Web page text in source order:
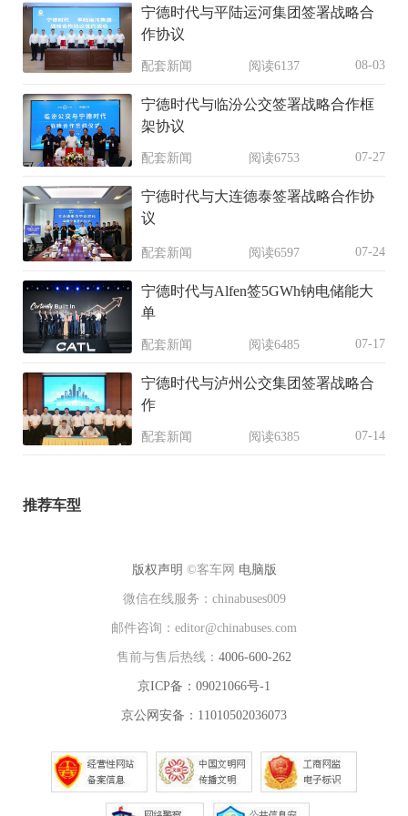
宁德时代与平陆运河集团签署战略合
作协议
配套新闻 阅读6137 08-03
宁德时代与临汾公交签署战略合作框
架协议
配套新闻 阅读6753 07-27
宁德时代与大连德泰签署战略合作协
议
配套新闻 阅读6597 07-24
宁德时代与Alfen签5GWh钠电储能大
单
配套新闻 阅读6485 07-17
宁德时代与泸州公交集团签署战略合
作
配套新闻 阅读6385 07-14
推荐车型
版权声明 ©客车网 电脑版
微信在线服务：chinabuses009
邮件咨询：editor@chinabuses.com
售前与售后热线： 4006-600-262
京ICP备：09021066号-1
京公网安备：11010502036073